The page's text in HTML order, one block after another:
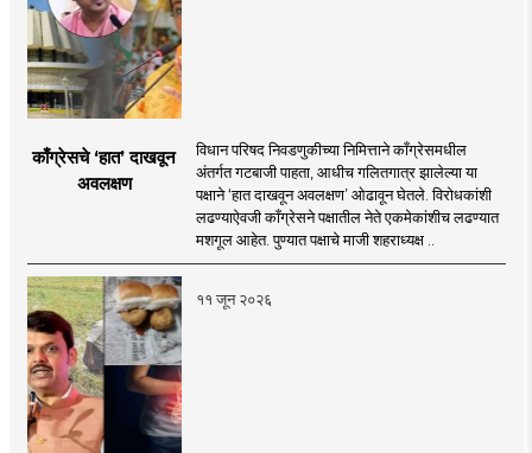
काँग्रेसचे ‘हात’ दाखवून
अवलक्षण
विधान परिषद निवडणुकीच्या निमित्ताने काँग्रेसमधील
अंतर्गत गटबाजी पाहता, आधीच गलितगात्र झालेल्या या
पक्षाने ‘हात दाखवून अवलक्षण’ ओढावून घेतले. विरोधकांशी
लढण्याऐवजी काँग्रेसने पक्षातील नेते एकमेकांशीच लढण्यात
मशगूल आहेत. पुण्यात पक्षाचे माजी शहराध्यक्ष ..
११ जून २०२६